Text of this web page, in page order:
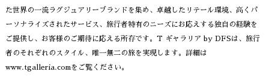
た世界の一流ラグジュアリーブランドを集め、卓越したリテール環境、高くパ
ーソナライズされたサービス、旅行者特有のニーズにお応えする独自の経験を
ご提供し、お客様のご期待に応える所存です。T ギャラリア by DFSは、旅行
者のそれぞれのスタイル、唯一無二の旅を実現します。詳細は
www.tgalleria.comをご覧ください。